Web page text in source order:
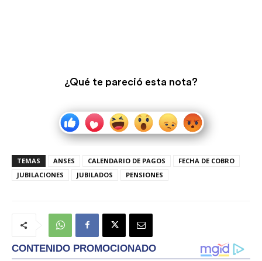
¿Qué te pareció esta nota?
TEMAS ANSES CALENDARIO DE PAGOS
FECHA DE COBRO
JUBILACIONES
JUBILADOS PENSIONES